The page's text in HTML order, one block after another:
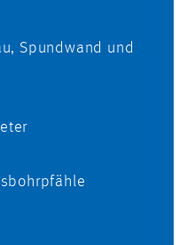
Spundwand und